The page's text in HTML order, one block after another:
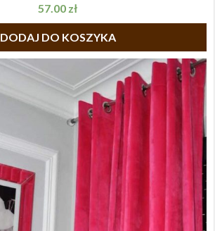
57.00 zł
DODAJ DO KOSZYKA